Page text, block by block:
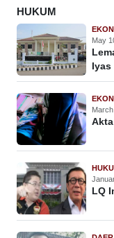
HUKUM
May
Iyas
LQ